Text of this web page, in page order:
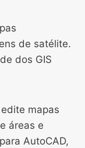
de satélite.
dos GIS
mapas
áreas e
AutoCAD,